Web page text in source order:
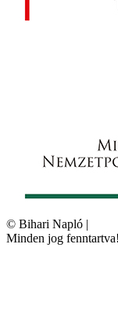
© Bihari Napló |
Minden jog fenntartva!